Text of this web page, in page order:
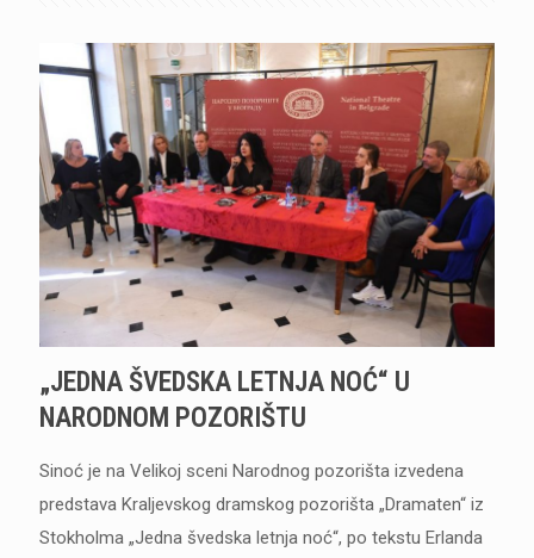
„JEDNA ŠVEDSKA LETNJA NOĆ“ U
NARODNOM POZORIŠTU
Sinoć je na Velikoj sceni Narodnog pozorišta izvedena
predstava Kraljevskog dramskog pozorišta „Dramaten“ iz
Stokholma „Jedna švedska letnja noć“, po tekstu Erlanda